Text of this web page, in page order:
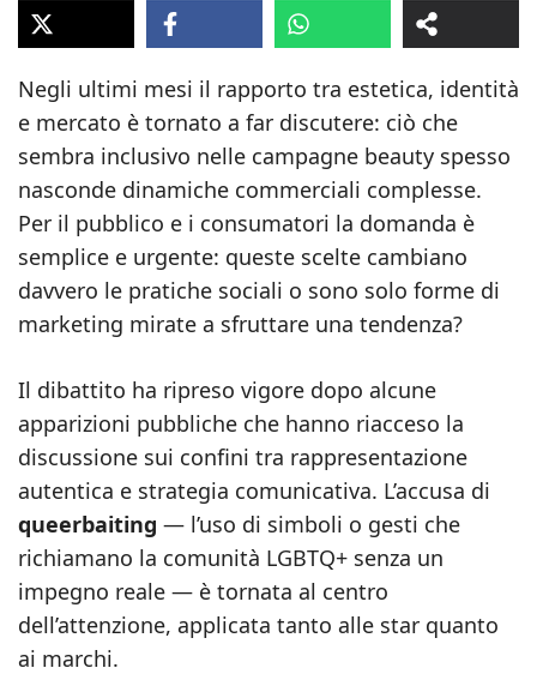
Negli ultimi mesi il rapporto tra estetica, identità
e mercato è tornato a far discutere: ciò che
sembra inclusivo nelle campagne beauty spesso
nasconde dinamiche commerciali complesse.
Per il pubblico e i consumatori la domanda è
semplice e urgente: queste scelte cambiano
davvero le pratiche sociali o sono solo forme di
marketing mirate a sfruttare una tendenza?
Il dibattito ha ripreso vigore dopo alcune
apparizioni pubbliche che hanno riacceso la
discussione sui confini tra rappresentazione
autentica e strategia comunicativa. L’accusa di
queerbaiting — l’uso di simboli o gesti che
richiamano la comunità LGBTQ+ senza un
impegno reale — è tornata al centro
dell’attenzione, applicata tanto alle star quanto
ai marchi.